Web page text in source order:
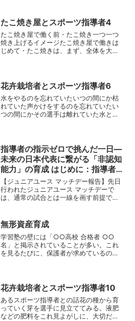
性を感じて選手たちで始めているかこの
スタート段階で指導者の哲...
たこ焼き屋とスポーツ指導者4
たこ焼き屋で働く前・たこ焼き一つ一つ
焼き上げるイメージたこ焼き屋で働きは
じめて・たこ焼きは、まず、全体を大ま
ャーショック。こんなにい...
花卉栽培者とスポーツ指導者6
水をやるのを忘れていたいつの間にか枯
れていた声かけをするのを忘れていたい
つの間にかその選手は離れていた水と声
吸収したあえて、声を掛け...
指導者の指示ゼロで挑んだ一日—
未来の日本代表に繋がる「非認知
能力」の育成 はじめに：指導者
の指示を超えて
【ジュニアユース マッチデー報告】先日
行われたジュニアユース マッチデーで
は、通常の試合とは一線を画す前提で臨
手たちは、タイム管理から役割分担（ゲ
ームリーダー、分析担当...
無形資産育成
学習塾の壁には「○○高校 合格者 ○○
名」と掲示されていることが多い。これ
を見るたびに、保護者が求めているの
生活を送れる可能性が高...
花卉栽培者とスポーツ指導者10
あるスポーツ指導者との話花の種から育
っていく芽を選手に見立ててみる。液肥
などの肥料をこれ見よがしに、大切だか